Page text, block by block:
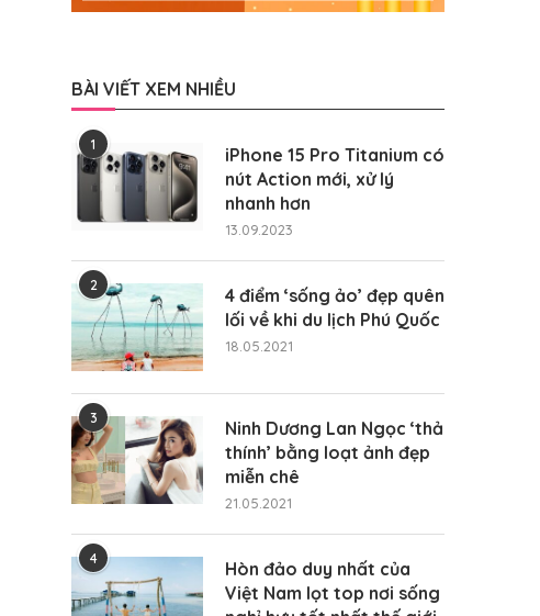
BÀI VIẾT XEM NHIỀU
1
iPhone 15 Pro Titanium có
nút Action mới, xử lý
nhanh hơn
13.09.2023
2
4 điểm ‘sống ảo’ đẹp quên
lối về khi du lịch Phú Quốc
18.05.2021
3
Ninh Dương Lan Ngọc ‘thả
thính’ bằng loạt ảnh đẹp
miễn chê
21.05.2021
4
Hòn đảo duy nhất của
Việt Nam lọt top nơi sống